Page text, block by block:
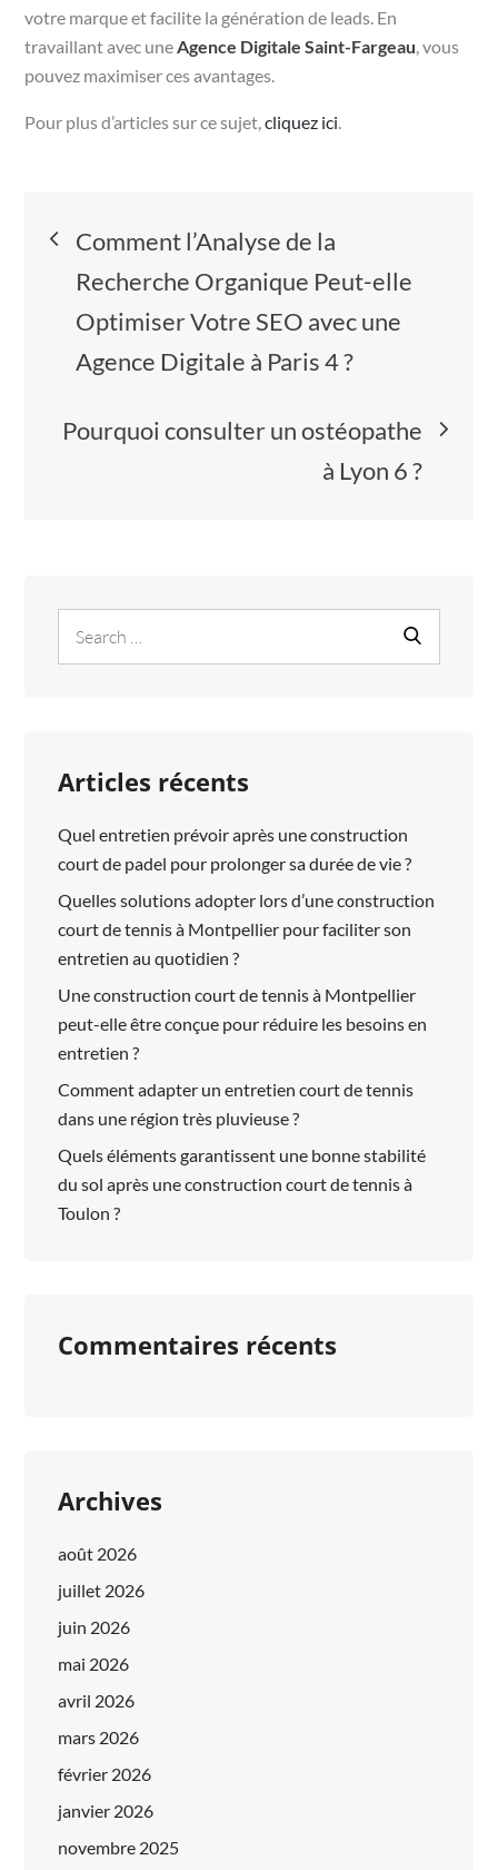
votre marque et facilite la génération de leads. En
travaillant avec uneAgence Digitale Saint-Fargeau, vous
pouvez maximiser ces avantages.
Pour plus d’articles sur ce sujet,cliquez ici.
Navigation
de
l’article
Comment l’Analyse de la
Recherche Organique Peut-elle
Optimiser Votre SEO avec une
Agence Digitale à Paris 4 ?
Pourquoi consulter un ostéopathe
à Lyon 6 ?
for:
Articles récents
Quel entretien prévoir après une construction
court de padel pour prolonger sa durée de vie ?
Quelles solutions adopter lors d’une construction
court de tennis à Montpellier pour faciliter son
entretien au quotidien ?
Une construction court de tennis à Montpellier
peut-elle être conçue pour réduire les besoins en
entretien ?
Comment adapter un entretien court de tennis
dans une région très pluvieuse ?
Quels éléments garantissent une bonne stabilité
du sol après une construction court de tennis à
Toulon ?
Commentaires récents
Archives
août 2026
juillet 2026
juin 2026
mai 2026
avril 2026
mars 2026
février 2026
janvier 2026
novembre 2025